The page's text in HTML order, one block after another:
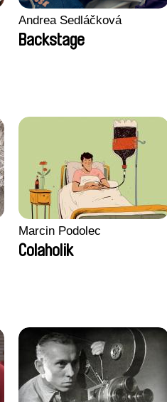
Andrea Sedláčková
Backstage
Marcin Podolec
Colaholik